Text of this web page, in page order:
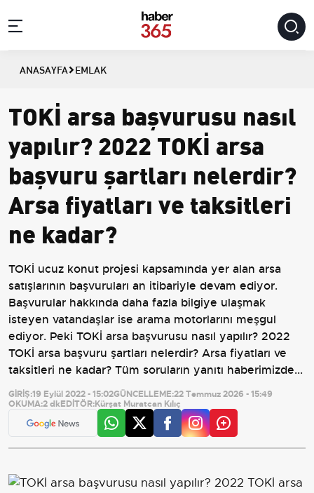
ANASAYFA EMLAK
TOKİ arsa başvurusu nasıl
yapılır? 2022 TOKİ arsa
başvuru şartları nelerdir?
Arsa fiyatları ve taksitleri
ne kadar?
TOKİ ucuz konut projesi kapsamında yer alan arsa
satışlarının başvuruları an itibariyle devam ediyor.
Başvurular hakkında daha fazla bilgiye ulaşmak
isteyen vatandaşlar ise arama motorlarını meşgul
ediyor. Peki TOKİ arsa başvurusu nasıl yapılır? 2022
TOKİ arsa başvuru şartları nelerdir? Arsa fiyatları ve
taksitleri ne kadar? Tüm soruların yanıtı haberimizde...
GİRİŞ:19 Eylül 2022 - 15:02GÜNCELLEME:22 Temmuz 2026 - 15:49
OKUMA:2 dkEDİTÖR:Kürşat Muratcan Kılıç